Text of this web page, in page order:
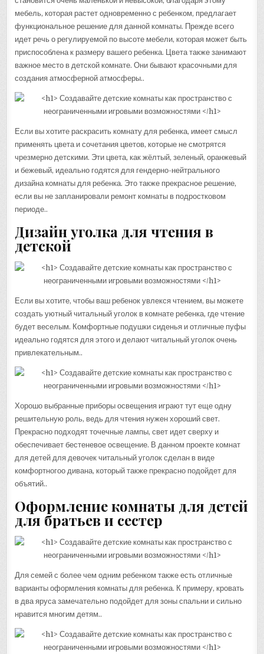
мебель, которая растет одновременно с ребенком, предлагает
функциональное решение для данной комнаты. Прежде всего
идет речь о регулируемой по высоте мебели, которая может быть
приспособлена к размеру вашего ребенка. Цвета также занимают
важное место в детской комнате. Они бывают красочными для
создания атмосферной атмосферы..
Если вы хотите раскрасить комнату для ребенка, имеет смысл
применять цвета и сочетания цветов, которые не смотрятся
чрезмерно детскими. Эти цвета, как жёлтый, зеленый, оранжевый
и бежевый, идеально годятся для гендерно-нейтрального
дизайна комнаты для ребенка. Это также прекрасное решение,
если вы не запланировали ремонт комнаты в подростковом
периоде..
Дизайн уголка для чтения в
детской
Если вы хотите, чтобы ваш ребенок увлекся чтением, вы можете
создать уютный читальный уголок в комнате ребенка, где чтение
будет веселым. Комфортные подушки сиденья и отличные пуфы
идеально годятся для этого и делают читальный уголок очень
привлекательным..
Хорошо выбранные приборы освещения играют тут еще одну
решительную роль, ведь для чтения нужен хороший свет.
Прекрасно подходят точечные лампы, свет идет сверху и
обеспечивает бестеневое освещение. В данном проекте комнат
для детей для девочек читальный уголок сделан в виде
комфортногоо дивана, который также прекрасно подойдет для
объятий..
Оформление комнаты для детей
для братьев и сестер
Для семей с более чем одним ребенком также есть отличные
варианты оформления комнаты для ребенка. К примеру, кровать
в два яруса замечательно подойдет для зоны спальни и сильно
нравится многим детям..